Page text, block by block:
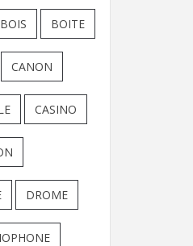
BOIS BOITE
CANON
CASINO
DROME